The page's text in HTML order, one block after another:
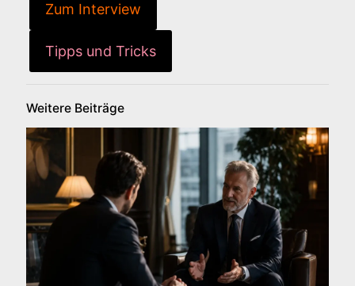
Zum Interview
Tipps und Tricks
Weitere Beiträge